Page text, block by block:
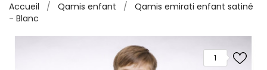
Accueil Qamis enfant
Qamis emirati enfant satiné
- Blanc
1